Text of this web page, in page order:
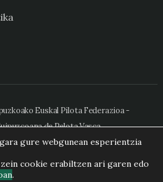
Euskal Pilota Federazioa -
de Pelota Vasca
gure webgunean esperientzia
cookie erabiltzen ari garen edo
.